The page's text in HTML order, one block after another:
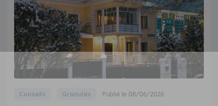
Conseils Granulés Publié le 08/06/2026